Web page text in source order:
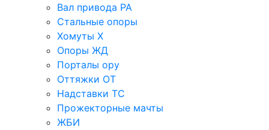
Вал привода РА
Стальные опоры
Хомуты Х
Опоры ЖД
Порталы ору
Оттяжки ОТ
Надставки ТС
Прожекторные мачты
ЖБИ